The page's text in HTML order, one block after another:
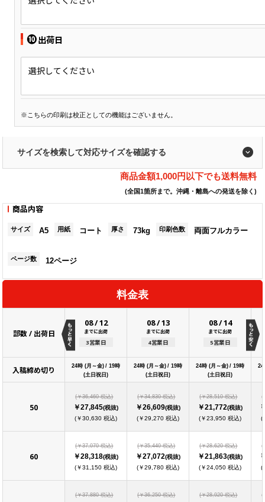
❿出荷日
選択してください
※こちらの印刷は校正としての機能はございません。
サイズを検索して対応サイズを確認する
商品金額1,000円以下でも送料無料
(全国1箇所まで。沖縄・離島への発送を除く)
商品内容
サイズ A5 用紙 コート 厚さ 73kg 印刷色数 両面フルカラー
ページ数 12ページ
料金表
部数 / 出荷日
08/12
までに出荷
3営業日
08/13
までに出荷
4営業日
08/14
までに出荷
5営業日
入稿締め切り 24時 (月～金) / 19時
(土日祝日)
24時 (月～金) / 19時
(土日祝日)
24時 (月～金) / 19時
(土日祝日)
24
50
(￥36,460 税込)
￥27,845(税抜)
(￥30,630 税込)
(￥34,830 税込)
￥26,609(税抜)
(￥29,270 税込)
(￥28,510 税込)
￥21,772(税抜)
(￥23,950 税込)
(
(
60
(￥37,070 税込)
￥28,318(税抜)
(￥31,150 税込)
(￥35,440 税込)
￥27,072(税抜)
(￥29,780 税込)
(￥28,620 税込)
￥21,863(税抜)
(￥24,050 税込)
(
(
(￥37,880 税込) (￥36,250 税込) (￥28,920 税込) (